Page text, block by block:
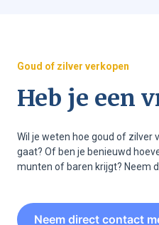
Goud of zilver verkopen
Heb je een
Wil je weten hoe goud of zilver
gaat? Of ben je benieuwd
munten of baren krijgt? Neem
Neem direct contact